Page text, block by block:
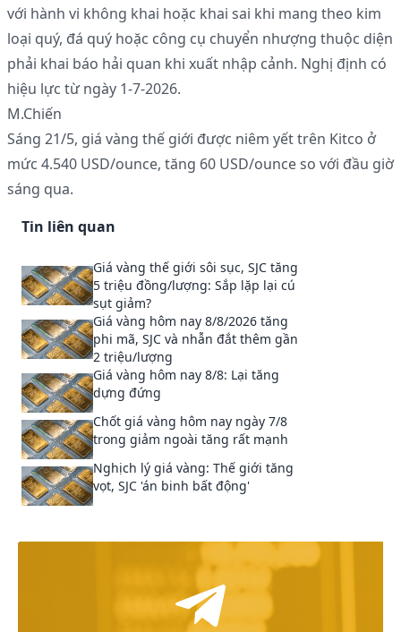
với hành vi không khai hoặc khai sai khi mang theo kim
loại quý, đá quý hoặc công cụ chuyển nhượng thuộc diện
phải khai báo hải quan khi xuất nhập cảnh. Nghị định có
hiệu lực từ ngày 1-7-2026.
M.Chiến
Sáng 21/5, giá vàng thế giới được niêm yết trên Kitco ở
mức 4.540 USD/ounce, tăng 60 USD/ounce so với đầu giờ
sáng qua.
Tin liên quan
Giá vàng thế giới sôi sục, SJC tăng
5 triệu đồng/lượng: Sắp lặp lại cú
sụt giảm?
Giá vàng hôm nay 8/8/2026 tăng
phi mã, SJC và nhẫn đắt thêm gần
2 triệu/lượng
Giá vàng hôm nay 8/8: Lại tăng
dựng đứng
Chốt giá vàng hôm nay ngày 7/8
trong giảm ngoài tăng rất mạnh
Nghịch lý giá vàng: Thế giới tăng
vọt, SJC 'án binh bất động'